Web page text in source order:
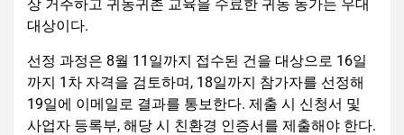
상 거주하고 귀농귀촌 교육을 수료한 귀농 농가는 우대
대상이다.
선정 과정은 8월 11일까지 접수된 건을 대상으로 16일
까지 1차 자격을 검토하며, 18일까지 참가자를 선정해
19일에 이메일로 결과를 통보한다. 제출 시 신청서 및
사업자 등록부, 해당 시 친환경 인증서를 제출해야 한다.